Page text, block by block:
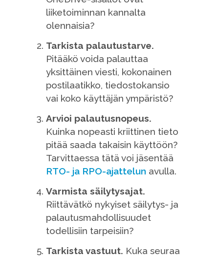
liiketoiminnan kannalta
olennaisia?
Tarkista palautustarve.
Pitääkö voida palauttaa
yksittäinen viesti, kokonainen
postilaatikko, tiedostokansio
vai koko käyttäjän ympäristö?
Arvioi palautusnopeus.
Kuinka nopeasti kriittinen tieto
pitää saada takaisin käyttöön?
Tarvittaessa tätä voi jäsentää
RTO- ja RPO-ajattelun avulla.
Varmista säilytysajat.
Riittävätkö nykyiset säilytys- ja
palautusmahdollisuudet
todellisiin tarpeisiin?
Tarkista vastuut. Kuka seuraa